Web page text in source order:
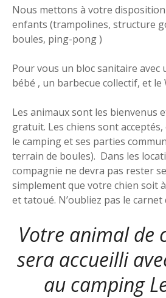
Nous mettons à votre
enfants (trampolines, structure
boules, ping-pong )
Pour vous un bloc sanitaire
bébé , un barbecue collectif, et le
Les animaux sont les bienvenus
gratuit. Les chiens sont
le camping et ses parties
terrain de boules). Dans les
compagnie ne devra pas rester
simplement que votre chien soit
et tatoué. N’oubliez pas le carnet
Votre animal de
sera accueilli
au camping